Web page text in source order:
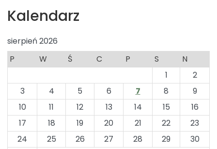
Kalendarz
sierpień 2026
P
W Ś C P S
N
1
2
3
4 5 6 7 8
9
10
11 12 13 14 15
16
17
18 19 20 21 22
23
24
25 26 27 28 29
30